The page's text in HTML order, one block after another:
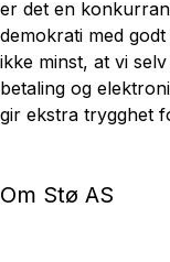
er det en
demokrati med
ikke minst, at vi
betaling og
gir ekstra trygghet
Om Stø AS